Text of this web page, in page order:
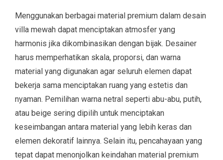
Menggunakan berbagai material premium dalam desain
villa mewah dapat menciptakan atmosfer yang
harmonis jika dikombinasikan dengan bijak. Desainer
harus memperhatikan skala, proporsi, dan warna
material yang digunakan agar seluruh elemen dapat
bekerja sama menciptakan ruang yang estetis dan
nyaman. Pemilihan warna netral seperti abu-abu, putih,
atau beige sering dipilih untuk menciptakan
keseimbangan antara material yang lebih keras dan
elemen dekoratif lainnya. Selain itu, pencahayaan yang
tepat dapat menonjolkan keindahan material premium